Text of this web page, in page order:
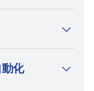
化